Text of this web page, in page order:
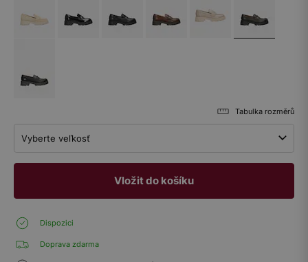
Tabulka rozměrů
Vyberte veľkosť
Vložit do košíku
Dispozici
Doprava zdarma